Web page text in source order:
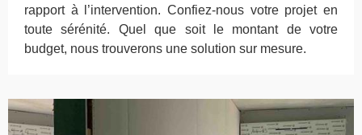
rapport à l’intervention. Confiez-nous votre projet en
toute sérénité. Quel que soit le montant de votre
budget, nous trouverons une solution sur mesure.